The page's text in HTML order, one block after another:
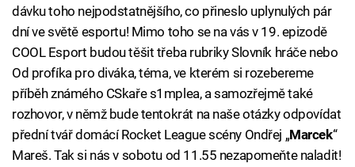
dávku toho nejpodstatnějšího, co přineslo uplynulých pár
dní ve světě esportu! Mimo toho se na vás v 19. epizodě
COOL Esport budou těšit třeba rubriky Slovník hráče nebo
Od profíka pro diváka, téma, ve kterém si rozebereme
příběh známého CSkaře s1mplea, a samozřejmě také
rozhovor, v němž bude tentokrát na naše otázky odpovídat
přední tvář domácí Rocket League scény Ondřej „Marcek“
Mareš. Tak si nás v sobotu od 11.55 nezapomeňte naladit!